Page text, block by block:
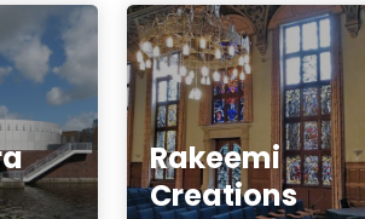
Rakeemi
Creations